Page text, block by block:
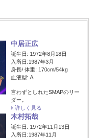
中居正広
誕生日: 1972年8月18日
入所日:1987年3月
身長/ 体重: 170cm/54kg
血液型: A
言わずとしれたSMAPのリー
ダー。
詳しく見る
木村拓哉
誕生日: 1972年11月13日
入所日:1987年11月